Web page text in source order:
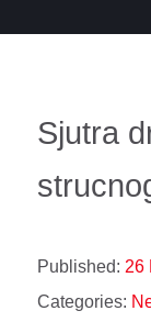
Sjutra
Published: 26
Categories: